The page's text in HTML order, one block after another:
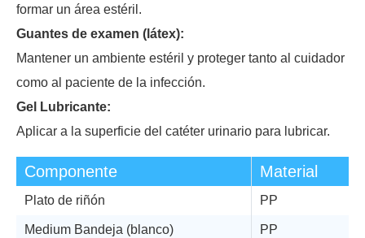
formar un área estéril.
Guantes de examen (látex):
Mantener un ambiente estéril y proteger tanto al cuidador
como al paciente de la infección.
Gel Lubricante:
Aplicar a la superficie del catéter urinario para lubricar.
Componente Material
Plato de riñón PP
Medium Bandeja (blanco) PP